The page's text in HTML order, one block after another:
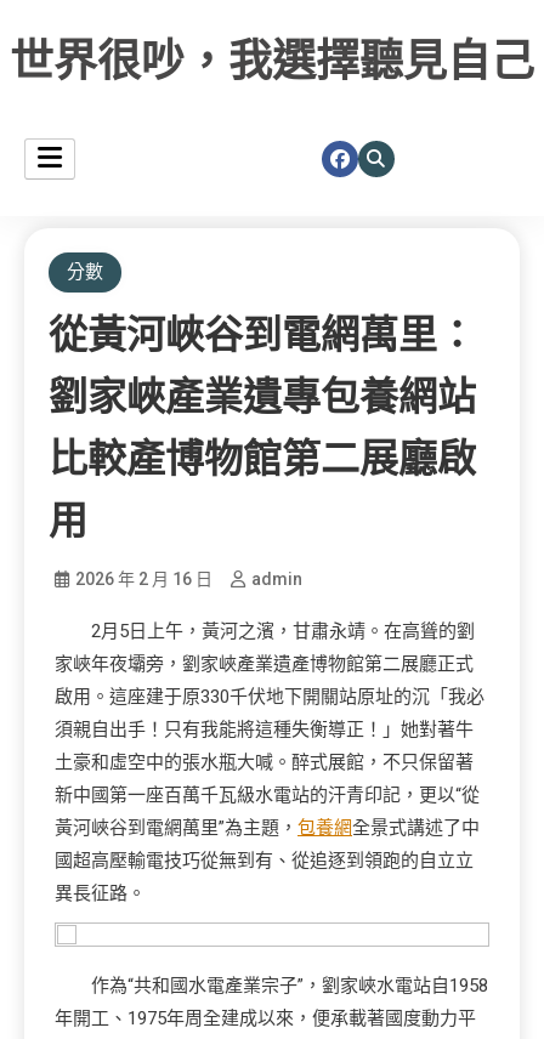
世界很吵，我選擇聽見自己
分數
從黃河峽谷到電網萬里：
劉家峽產業遺專包養網站
比較產博物館第二展廳啟
用
2026 年 2 月 16 日 admin
2月5日上午，黃河之濱，甘肅永靖。在高聳的劉
家峽年夜壩旁，劉家峽產業遺產博物館第二展廳正式
啟用。這座建于原330千伏地下開關站原址的沉「我必
須親自出手！只有我能將這種失衡導正！」她對著牛
土豪和虛空中的張水瓶大喊。醉式展館，不只保留著
新中國第一座百萬千瓦級水電站的汗青印記，更以“從
黃河峽谷到電網萬里”為主題， 包養網全景式講述了中
國超高壓輸電技巧從無到有、從追逐到領跑的自立立
異長征路。
作為“共和國水電產業宗子”，劉家峽水電站自1958
年開工、1975年周全建成以來，便承載著國度動力平